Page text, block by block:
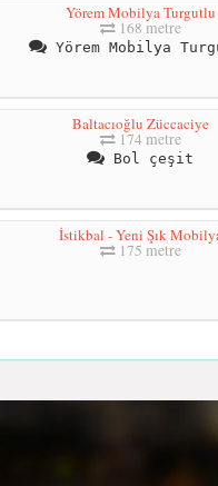
Yörem Mobilya Turgutlu
168 metre
Yörem Mobilya
Baltacıoğlu Züccaciye
174 metre
Bol çeşit
İstikbal - Yeni Şık
175 metre